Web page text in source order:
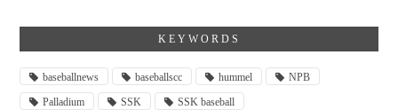
KEYWORDS
baseballnews baseballscc hummel
NPB
Palladium
SSK
SSK baseball